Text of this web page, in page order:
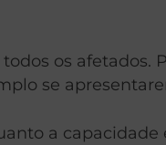
os
se
a